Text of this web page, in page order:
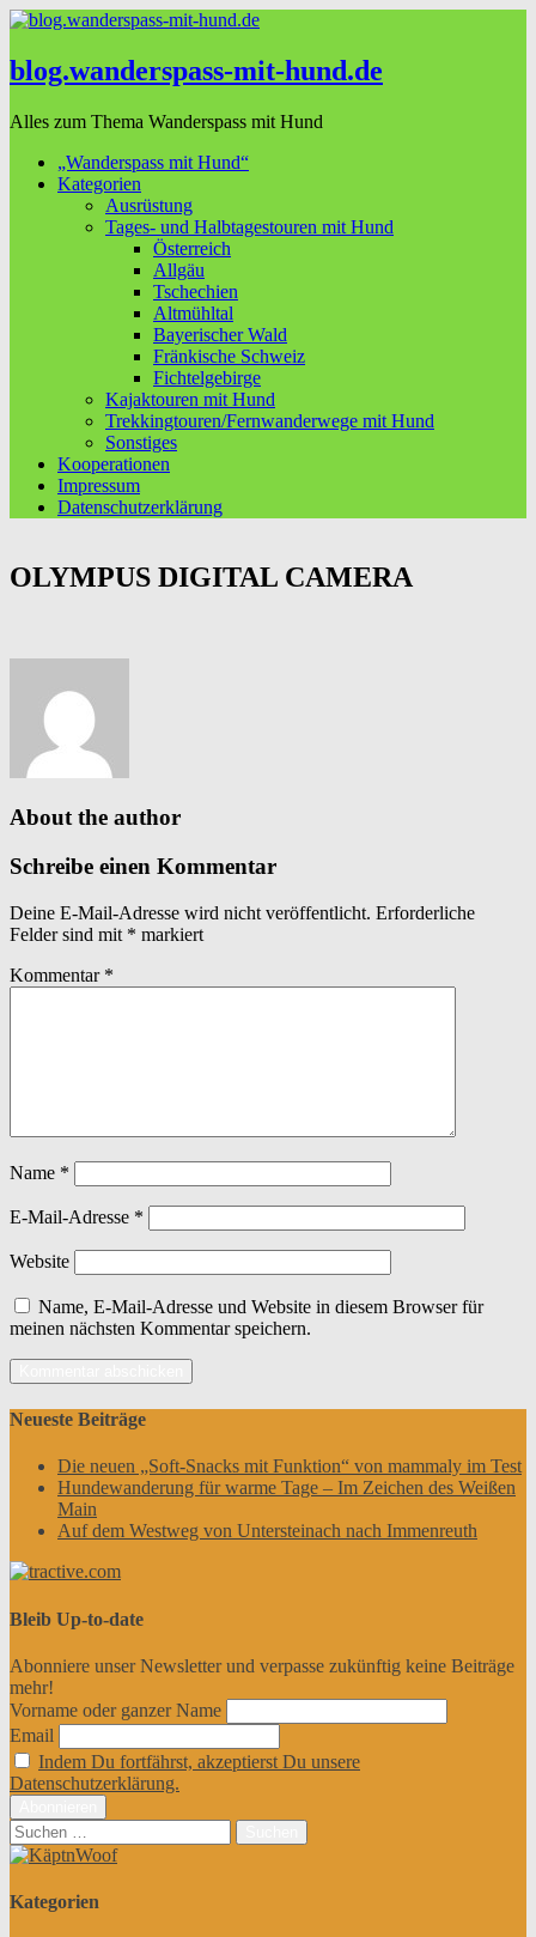
blog.wanderspass-mit-hund.de
Alles zum Thema Wanderspass mit Hund
„Wanderspass mit Hund“
Kategorien
Ausrüstung
Tages- und Halbtagestouren mit Hund
Österreich
Allgäu
Tschechien
Altmühltal
Bayerischer Wald
Fränkische Schweiz
Fichtelgebirge
Kajaktouren mit Hund
Trekkingtouren/Fernwanderwege mit Hund
Sonstiges
Kooperationen
Impressum
Datenschutzerklärung
OLYMPUS DIGITAL CAMERA
About the author
Schreibe einen Kommentar
Deine E-Mail-Adresse wird nicht veröffentlicht. Erforderliche
Felder sind mit * markiert
Kommentar *
Name *
E-Mail-Adresse *
Website
Name, E-Mail-Adresse und Website in diesem Browser für
meinen nächsten Kommentar speichern.
Neueste Beiträge
Die neuen „Soft-Snacks mit Funktion“ von mammaly im Test
Hundewanderung für warme Tage – Im Zeichen des Weißen
Main
Auf dem Westweg von Untersteinach nach Immenreuth
Bleib Up-to-date
Abonniere unser Newsletter und verpasse zukünftig keine Beiträge
mehr!
Vorname oder ganzer Name
Email
Indem Du fortfährst, akzeptierst Du unsere
Datenschutzerklärung.
Suchen
nach:
Kategorien